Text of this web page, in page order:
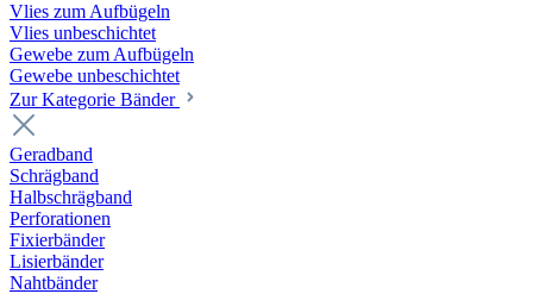
Vlies zum Aufbügeln
Vlies unbeschichtet
Gewebe zum Aufbügeln
Gewebe unbeschichtet
Zur Kategorie Bänder
Geradband
Schrägband
Halbschrägband
Perforationen
Fixierbänder
Lisierbänder
Nahtbänder